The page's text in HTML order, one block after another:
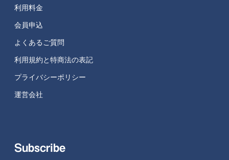
利用料金
会員申込
よくあるご質問
利用規約と特商法の表記
プライバシーポリシー
運営会社
Subscribe